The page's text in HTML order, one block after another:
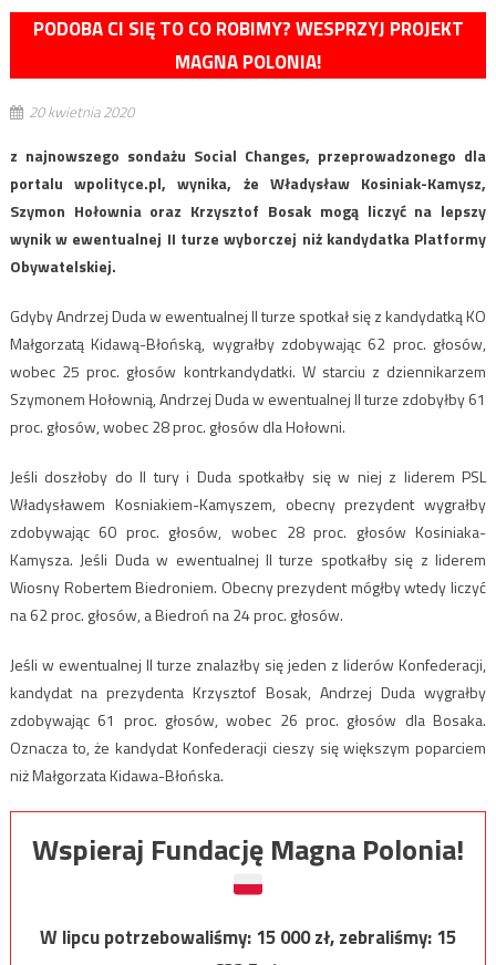
PODOBA CI SIĘ TO CO ROBIMY? WESPRZYJ PROJEKT
MAGNA POLONIA!
20 kwietnia 2020
z najnowszego sondażu Social Changes, przeprowadzonego dla
portalu wpolityce.pl, wynika, że Władysław Kosiniak-Kamysz,
Szymon Hołownia oraz Krzysztof Bosak mogą liczyć na lepszy
wynik w ewentualnej II turze wyborczej niż kandydatka Platformy
Obywatelskiej.
Gdyby Andrzej Duda w ewentualnej II turze spotkał się z kandydatką KO
Małgorzatą Kidawą-Błońską, wygrałby zdobywając 62 proc. głosów,
wobec 25 proc. głosów kontrkandydatki. W starciu z dziennikarzem
Szymonem Hołownią, Andrzej Duda w ewentualnej II turze zdobyłby 61
proc. głosów, wobec 28 proc. głosów dla Hołowni.
Jeśli doszłoby do II tury i Duda spotkałby się w niej z liderem PSL
Władysławem Kosniakiem-Kamyszem, obecny prezydent wygrałby
zdobywając 60 proc. głosów, wobec 28 proc. głosów Kosiniaka-
Kamysza. Jeśli Duda w ewentualnej II turze spotkałby się z liderem
Wiosny Robertem Biedroniem. Obecny prezydent mógłby wtedy liczyć
na 62 proc. głosów, a Biedroń na 24 proc. głosów.
Jeśli w ewentualnej II turze znalazłby się jeden z liderów Konfederacji,
kandydat na prezydenta Krzysztof Bosak, Andrzej Duda wygrałby
zdobywając 61 proc. głosów, wobec 26 proc. głosów dla Bosaka.
Oznacza to, że kandydat Konfederacji cieszy się większym poparciem
niż Małgorzata Kidawa-Błońska.
Wspieraj Fundację Magna Polonia!
W lipcu potrzebowaliśmy:15 000zł, zebraliśmy:15